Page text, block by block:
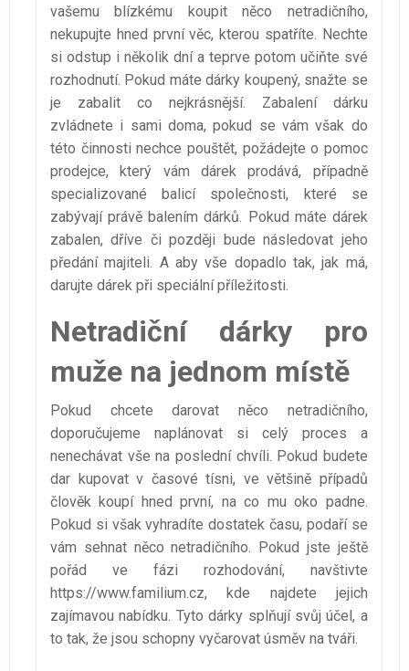
vašemu blízkému koupit něco netradičního,
nekupujte hned první věc, kterou spatříte. Nechte
si odstup i několik dní a teprve potom učiňte své
rozhodnutí. Pokud máte dárky koupený, snažte se
je zabalit co nejkrásnější. Zabalení dárku
zvládnete i sami doma, pokud se vám však do
této činnosti nechce pouštět, požádejte o pomoc
prodejce, který vám dárek prodává, případně
specializované balicí společnosti, které se
zabývají právě balením dárků. Pokud máte dárek
zabalen, dříve či později bude následovat jeho
předání majiteli. A aby vše dopadlo tak, jak má,
darujte dárek při speciální příležitosti.
Netradiční dárky pro
muže na jednom místě
Pokud chcete darovat něco netradičního,
doporučujeme naplánovat si celý proces a
nenechávat vše na poslední chvíli. Pokud budete
dar kupovat v časové tísni, ve většině případů
člověk koupí hned první, na co mu oko padne.
Pokud si však vyhradíte dostatek času, podaří se
vám sehnat něco netradičního. Pokud jste ještě
pořád ve fázi rozhodování, navštivte
https://www.familium.cz, kde najdete jejich
zajímavou nabídku. Tyto dárky splňují svůj účel, a
to tak, že jsou schopny vyčarovat úsměv na tváři.